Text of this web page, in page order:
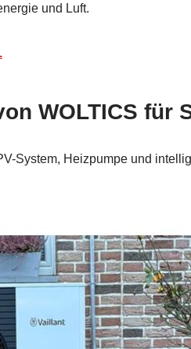
und Luft.
WOLTICS für
System, Heizpumpe und